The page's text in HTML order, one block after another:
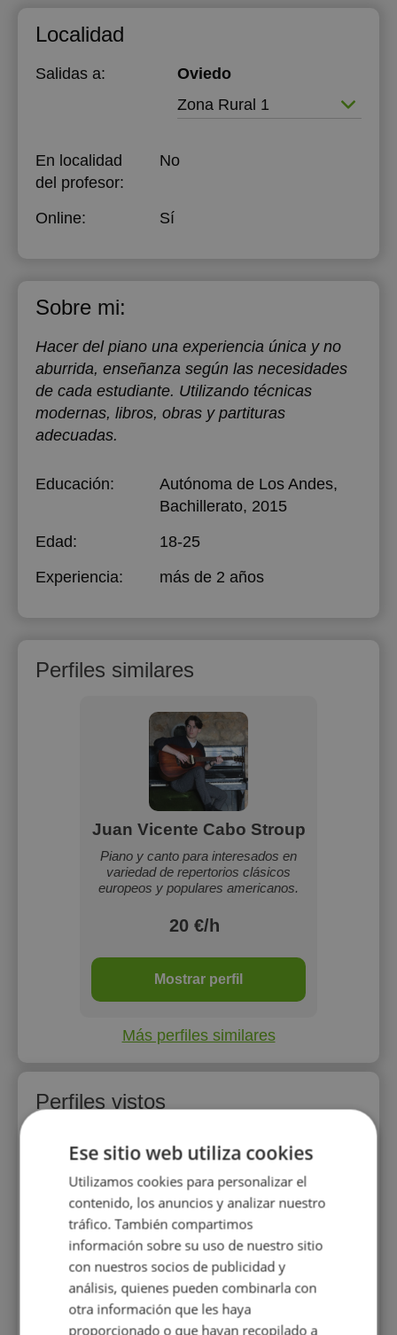
Localidad
Salidas a:
Oviedo
Zona Rural 1
En localidad
del profesor:
No
Online: Sí
Sobre mi:
Hacer del piano una experiencia única y no
aburrida, enseñanza según las necesidades
de cada estudiante. Utilizando técnicas
modernas, libros, obras y partituras
adecuadas.
Educación: Autónoma de Los Andes,
Bachillerato, 2015
Edad:
18-25
Experiencia:
más de 2 años
Perfiles similares
Juan Vicente Cabo Stroup
Piano y canto para interesados en
variedad de repertorios clásicos
europeos y populares americanos.
20 €/h
Mostrar perfil
Más perfiles similares
Perfiles vistos
Jorge Gualotuña
Joven pianista, con paciencia
y buena enseñanza.
Ese sitio web utiliza cookies
Utilizamos cookies para personalizar el
contenido, los anuncios y analizar nuestro
tráfico. También compartimos
información sobre su uso de nuestro sitio
con nuestros socios de publicidad y
análisis, quienes pueden combinarla con
otra información que les haya
proporcionado o que hayan recopilado a